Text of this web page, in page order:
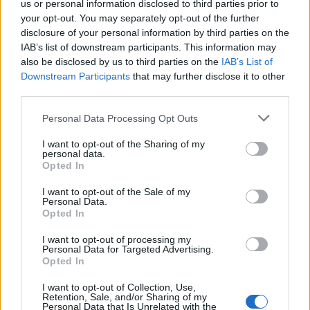
us or personal information disclosed to third parties prior to
your opt-out. You may separately opt-out of the further
disclosure of your personal information by third parties on the
IAB’s list of downstream participants. This information may
also be disclosed by us to third parties on the IAB’s List of
Downstream Participants that may further disclose it to other
Personal Data Processing Opt Outs
I want to opt-out of the Sharing of my
personal data.
Opted In
I want to opt-out of the Sale of my
Personal Data.
Opted In
I want to opt-out of processing my
Personal Data for Targeted Advertising.
Opted In
I want to opt-out of Collection, Use,
Retention, Sale, and/or Sharing of my
Personal Data that Is Unrelated with the
Seguici su Google Discover
Segui Libero Quotidiano su Google Discover
Scegli Libero Quotidiano come fonte preferita
SPETTACOLI
SCIENZA E TECH